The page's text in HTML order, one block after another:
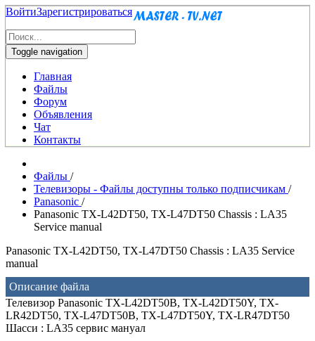
ВойтиЗарегистрироваться
Toggle navigation
Главная
Файлы
Форум
Объявления
Чат
Контакты
Файлы /
Телевизоры - Файлы доступны только подписчикам /
Panasonic /
Panasonic TX-L42DT50, TX-L47DT50 Chassis : LA35
Service manual
Panasonic TX-L42DT50, TX-L47DT50 Chassis : LA35 Service
manual
Описание файла
Телевизор Panasonic TX-L42DT50B, TX-L42DT50Y, TX-
LR42DT50, TX-L47DT50B, TX-L47DT50Y, TX-LR47DT50
Шасси : LA35 сервис мануал